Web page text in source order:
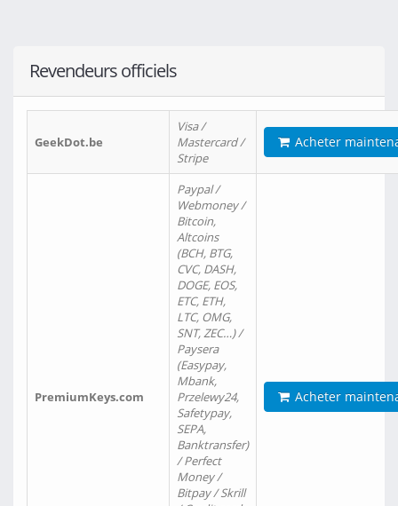
Revendeurs officiels
GeekDot.be
Visa /
Mastercard /
Stripe
Acheter
PremiumKeys.com
Paypal /
Webmoney /
Bitcoin,
Altcoins
(BCH, BTG,
CVC, DASH,
DOGE, EOS,
ETC, ETH,
LTC, OMG,
SNT, ZEC…) /
Paysera
(Easypay,
Mbank,
Przelewy24,
Safetypay,
SEPA,
Banktransfer)
/ Perfect
Money /
Bitpay / Skrill
Acheter